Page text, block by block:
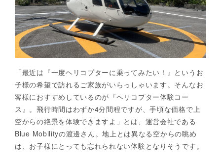
「最近は『一度ヘリコプターに乗ってみたい！』というお
子様の希望で訪れるご家族がいらっしゃいます。そんなお
客様におすすめしているのが『ヘリコプター体験コー
ス』。飛行時間はわずか4分間程ですが、手頃な価格で上
空からの絶景を体験できますよ」とは、運営会社である
Blue Mobilityの渡邊さん。地上とは異なる空からの眺め
は、お子様にとっても忘れられない体験となりそうです。